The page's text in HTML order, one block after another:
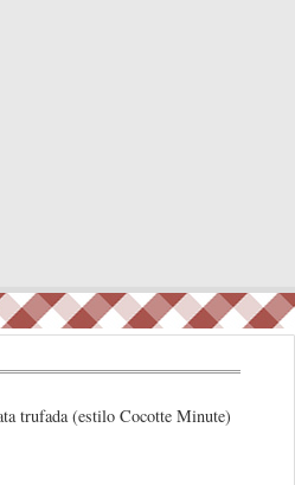
trufada (estilo Cocotte Minute)